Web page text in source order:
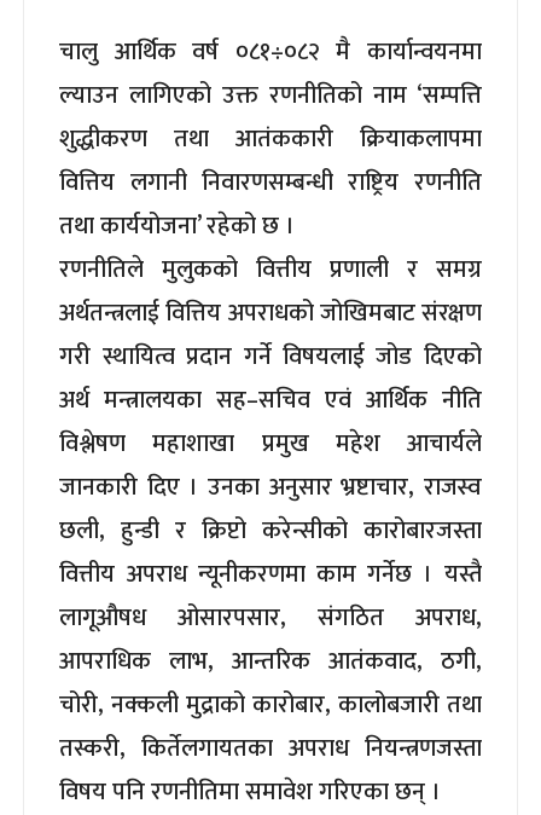
चालु आर्थिक वर्ष ०८१÷०८२ मै कार्यान्वयनमा
ल्याउन लागिएको उक्त रणनीतिको नाम ‘सम्पत्ति
शुद्धीकरण तथा आतंककारी क्रियाकलापमा
वित्तिय लगानी निवारणसम्बन्धी राष्ट्रिय रणनीति
तथा कार्ययोजना’ रहेको छ ।
रणनीतिले मुलुकको वित्तीय प्रणाली र समग्र
अर्थतन्त्रलाई वित्तिय अपराधको जोखिमबाट संरक्षण
गरी स्थायित्व प्रदान गर्ने विषयलाई जोड दिएको
अर्थ मन्त्रालयका सह–सचिव एवं आर्थिक नीति
विश्लेषण महाशाखा प्रमुख महेश आचार्यले
जानकारी दिए । उनका अनुसार भ्रष्टाचार, राजस्व
छली, हुन्डी र क्रिप्टो करेन्सीको कारोबारजस्ता
वित्तीय अपराध न्यूनीकरणमा काम गर्नेछ । यस्तै
लागूऔषध ओसारपसार, संगठित अपराध,
आपराधिक लाभ, आन्तरिक आतंकवाद, ठगी,
चोरी, नक्कली मुद्राको कारोबार, कालोबजारी तथा
तस्करी, किर्तेलगायतका अपराध नियन्त्रणजस्ता
विषय पनि रणनीतिमा समावेश गरिएका छन् ।